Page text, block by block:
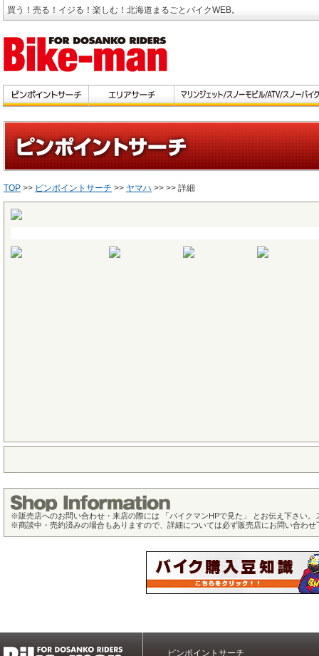
買う！売る！イジる！楽しむ！北海道まるごとバイクWEB。
TOP >> ピンポイントサーチ >> ヤマハ >> >> 詳細
※販売店へのお問い合わせ・来店の際には 「バイクマンHPで見た」 とお伝え下さい
※商談中・売約済みの場合もありますので、詳細については必ず販売店にお問い合わせ
ピンポイントサーチ